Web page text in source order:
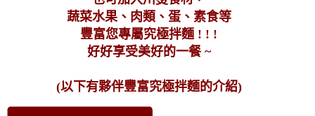
蔬菜水果、肉類、蛋、素食等
豐富您專屬究極拌麵 ! ! !
好好享受美好的一餐 ~
(以下有夥伴豐富究極拌麵的介紹)